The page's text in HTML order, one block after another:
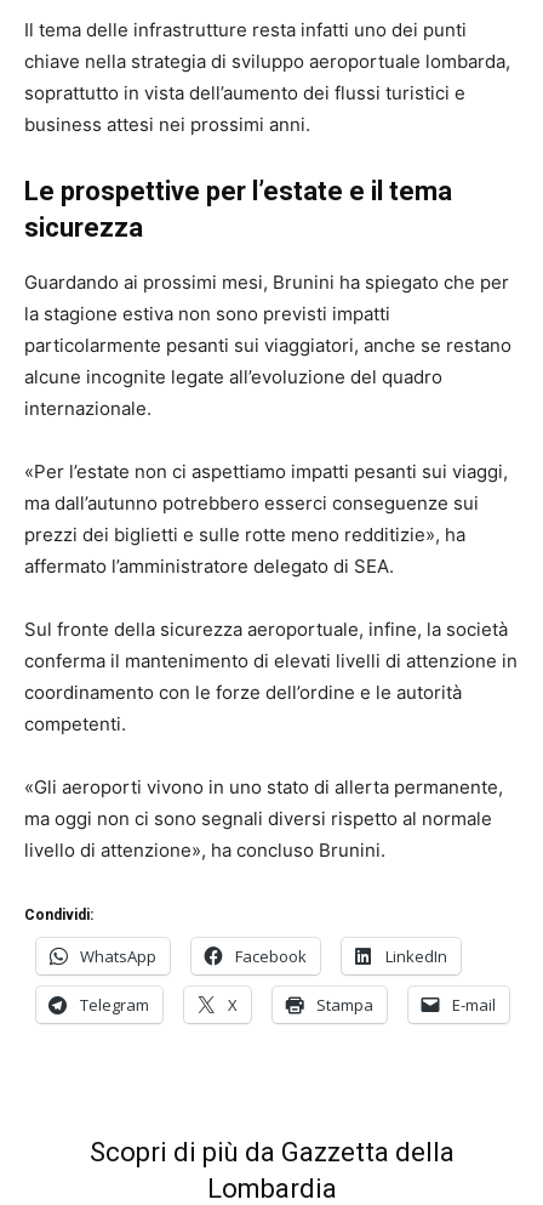
Il tema delle infrastrutture resta infatti uno dei punti
chiave nella strategia di sviluppo aeroportuale lombarda,
soprattutto in vista dell’aumento dei flussi turistici e
business attesi nei prossimi anni.
Le prospettive per l’estate e il tema
sicurezza
Guardando ai prossimi mesi, Brunini ha spiegato che per
la stagione estiva non sono previsti impatti
particolarmente pesanti sui viaggiatori, anche se restano
alcune incognite legate all’evoluzione del quadro
internazionale.
«Per l’estate non ci aspettiamo impatti pesanti sui viaggi,
ma dall’autunno potrebbero esserci conseguenze sui
prezzi dei biglietti e sulle rotte meno redditizie», ha
affermato l’amministratore delegato di SEA.
Sul fronte della sicurezza aeroportuale, infine, la società
conferma il mantenimento di elevati livelli di attenzione in
coordinamento con le forze dell’ordine e le autorità
competenti.
«Gli aeroporti vivono in uno stato di allerta permanente,
ma oggi non ci sono segnali diversi rispetto al normale
livello di attenzione», ha concluso Brunini.
Condividi:
WhatsApp Facebook LinkedIn
Telegram X Stampa E-mail
Scopri di più da Gazzetta della
Lombardia